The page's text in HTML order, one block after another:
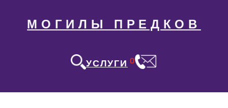
МОГИЛЫ ПРЕДКОВ
УСЛУГИ 0